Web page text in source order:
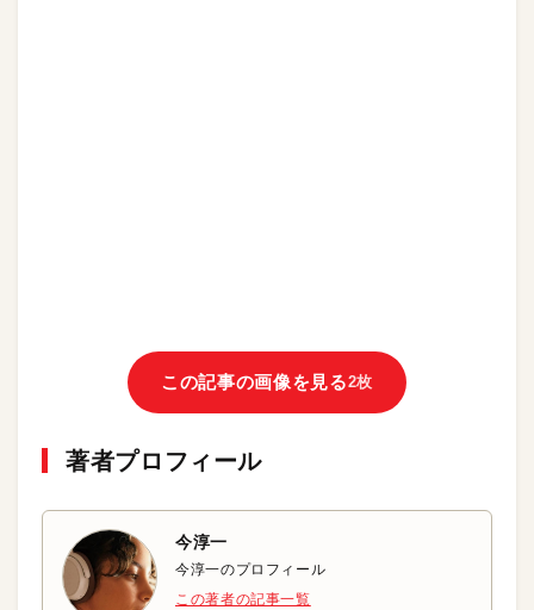
この記事の画像を見る2枚
著者プロフィール
今淳一
今淳一のプロフィール
この著者の記事一覧